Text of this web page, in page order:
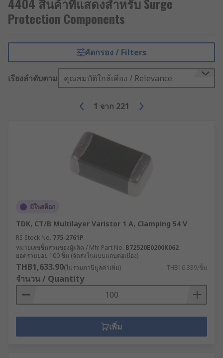
conditioning units, refrigeration equipment or
motor-driven devices.
lightning strike or power lines coming down in a
storm. They can also happen after mains power
cuts when the power returns.
If overvoltage increases for three
nanoseconds or more this is called a surge.
If overvoltage increases for one or two
nanoseconds this is called a spike.
What types of surge protection
components are there?
Gas discharge tubes
sealed at both ends, contains two electrodes and
is filled with a gas that conducts electricity when
a high voltage is applied. This type of component
can be used to protect sensitive circuits.
component, a surge suppressor unit can be built
into a device, such as a power strip, or used as a
Protection Components
คัดกรอง / Filters
เรียงลำดับตาม คุณสมบัติใกล้เคียง / Relevance
1 จาก 221
มีในสต็อก
TDK, CT/B Multilayer Varistor 1 A, Clamping 54 V
RS Stock No. 775-2761P
หมายเลขชิ้นส่วนของผู้ผลิต / Mfr. Part No. B72520E0200K062
ยอดรวมย่อย 100 ชิ้น (จัดส่งในแบบแถบต่อเนื่อง)
THB1,633.90(ไม่รวมภาษีมูลค่าเพิ่ม) THB16.339/ชิ้น
จำนวน / Quantity
เพิ่ม